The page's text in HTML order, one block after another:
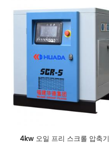
4kw 오일 프리 스크롤 압축기